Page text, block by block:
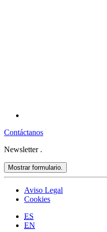
Contáctanos
Newsletter .
Mostrar formulario.
Aviso Legal
Cookies
ES
EN